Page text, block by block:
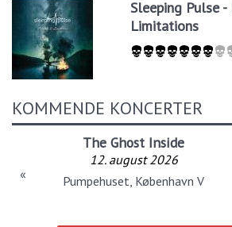
Sleeping Pulse
Limitations
KOMMENDE KONCERTER
The Ghost Inside
12. august 2026
Pumpehuset, København V
«